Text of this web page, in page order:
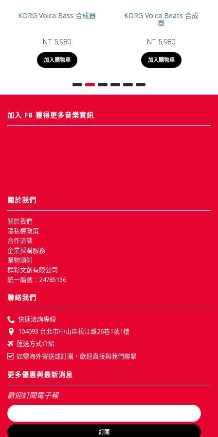
KORG Volca Bass 合成器
NT 5,980
加入購物車
KORG Volca Beats 合成
器
NT 5,980
加入購物車
加入 FB 獲得更多音樂資訊
關於我們
關於我們
隱私權政策
合作洽談
企業採購服務
購物須知
群彩文創有限公司
統一編號：24785136
聯絡我們
快速洽詢專線
104093 台北市中山區松江路26巷1號1樓
運送方式介紹
如需海外寄送或訂購，歡迎直接與我們聯繫
更多優惠與最新消息
歡迎訂閱電子報
訂閱